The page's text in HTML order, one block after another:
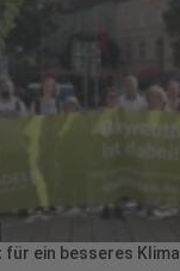
ein besseres Klima